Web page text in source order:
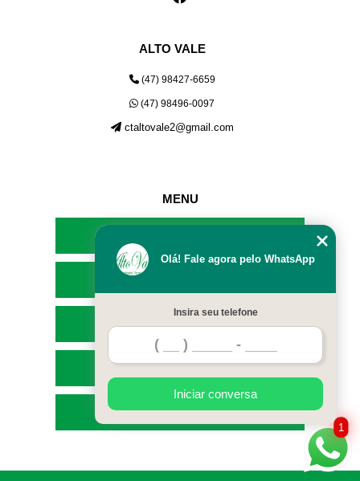
ALTO VALE
(47) 98427-6659
(47) 98496-0097
ctaltovale2@gmail.com
MENU
SERVIÇOS
MAPA DO SITE
1
Olá! Fale agora pelo WhatsApp
Insira seu telefone
Iniciar conversa